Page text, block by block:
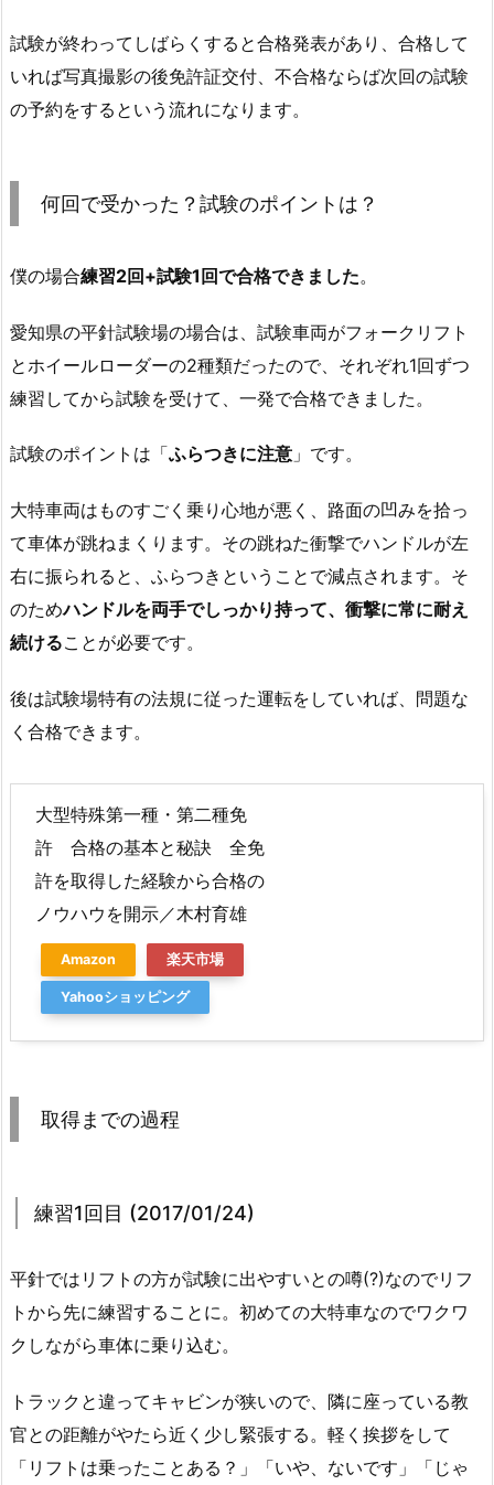
試験が終わってしばらくすると合格発表があり、合格して
いれば写真撮影の後免許証交付、不合格ならば次回の試験
の予約をするという流れになります。
何回で受かった？試験のポイントは？
僕の場合練習2回+試験1回で合格できました。
愛知県の平針試験場の場合は、試験車両がフォークリフト
とホイールローダーの2種類だったので、それぞれ1回ずつ
練習してから試験を受けて、一発で合格できました。
試験のポイントは「ふらつきに注意 」です。
大特車両はものすごく乗り心地が悪く、路面の凹みを拾っ
て車体が跳ねまくります。その跳ねた衝撃でハンドルが左
右に振られると、ふらつきということで減点されます。そ
のためハンドルを両手でしっかり持って、衝撃に常に耐え
続けることが必要です。
後は試験場特有の法規に従った運転をしていれば、問題な
く合格できます。
大型特殊第一種・第二種免
許 合格の基本と秘訣 全免
許を取得した経験から合格の
ノウハウを開示／木村育雄
Amazon 楽天市場
Yahooショッピング
取得までの過程
練習1回目 (2017/01/24)
平針ではリフトの方が試験に出やすいとの噂(?)なのでリフ
トから先に練習することに。初めての大特車なのでワクワ
クしながら車体に乗り込む。
トラックと違ってキャビンが狭いので、隣に座っている教
官との距離がやたら近く少し緊張する。軽く挨拶をして
「リフトは乗ったことある？」「いや、ないです」「じゃ